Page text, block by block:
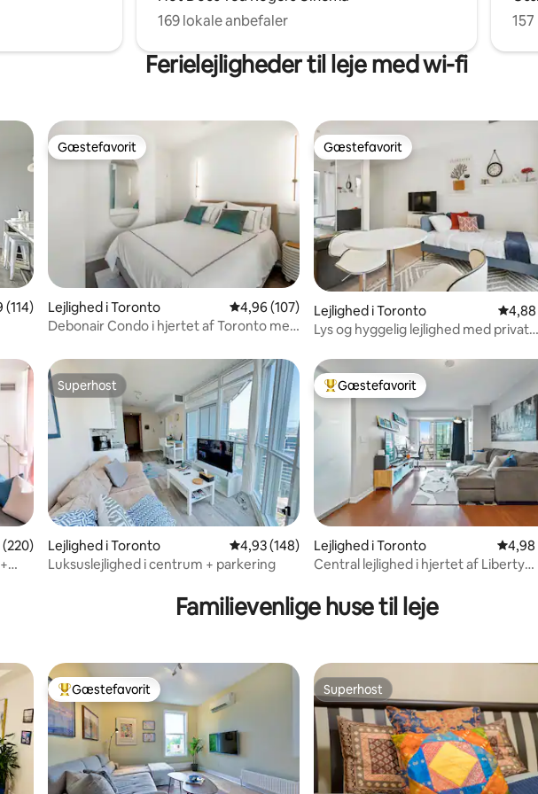
169 lokale anbefaler
Ferielejligheder til leje med wi-fi
af 5 i gennemsnitlig bedømmelse, 114 omtaler
(114)
Gæstefavorit
Gæstefavorit
Lejlighed i Toronto 4,96 ud af 5 i gennemsnitlig bedømmelse, 107
4,96 (107)
Debonair Condo i hjertet af Toronto med
Gæstefavorit
Gæstefavorit
Lejlighed i Toronto 4,88
4,88
Lys og hyggelig lejlighed med privat
af 5 i gennemsnitlig bedømmelse, 220 omtaler
Superhost
Superhost
Lejlighed i Toronto 4,93 ud af 5 i gennemsnitlig bedømmelse, 148
4,93 (148)
Luksuslejlighed i centrum + parkering
Bedste gæstefavorit
Gæstefavorit
Lejlighed i Toronto 4,98
4,98
Central lejlighed i hjertet af Liberty
Familievenlige huse til leje
Bedste gæstefavorit
Gæstefavorit Superhost
Superhost